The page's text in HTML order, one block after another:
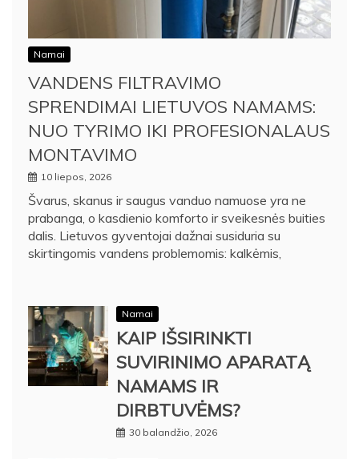
Namai
VANDENS FILTRAVIMO
SPRENDIMAI LIETUVOS NAMAMS:
NUO TYRIMO IKI PROFESIONALAUS
MONTAVIMO
10 liepos, 2026
Švarus, skanus ir saugus vanduo namuose yra ne
prabanga, o kasdienio komforto ir sveikesnės buities
dalis. Lietuvos gyventojai dažnai susiduria su
skirtingomis vandens problemomis: kalkėmis,
Namai
KAIP IŠSIRINKTI
SUVIRINIMO APARATĄ
NAMAMS IR
DIRBTUVĖMS?
30 balandžio, 2026